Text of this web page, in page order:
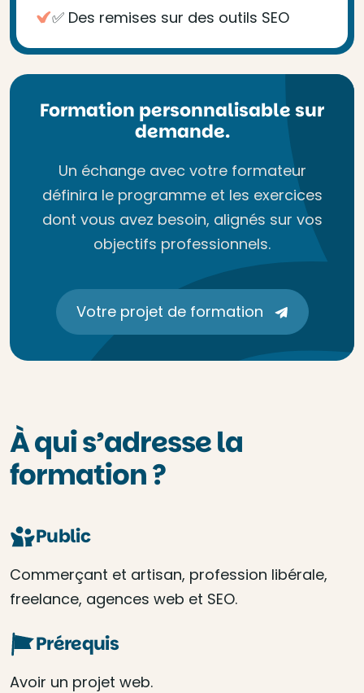
✅ Des remises sur des outils SEO
Formation personnalisable sur
demande.
Un échange avec votre formateur
définira le programme et les exercices
dont vous avez besoin, alignés sur vos
objectifs professionnels.
Votre projet de formation
À qui s’adresse la
formation ?
Public
Commerçant et artisan, profession libérale,
freelance, agences web et SEO.
Prérequis
Avoir un projet web.